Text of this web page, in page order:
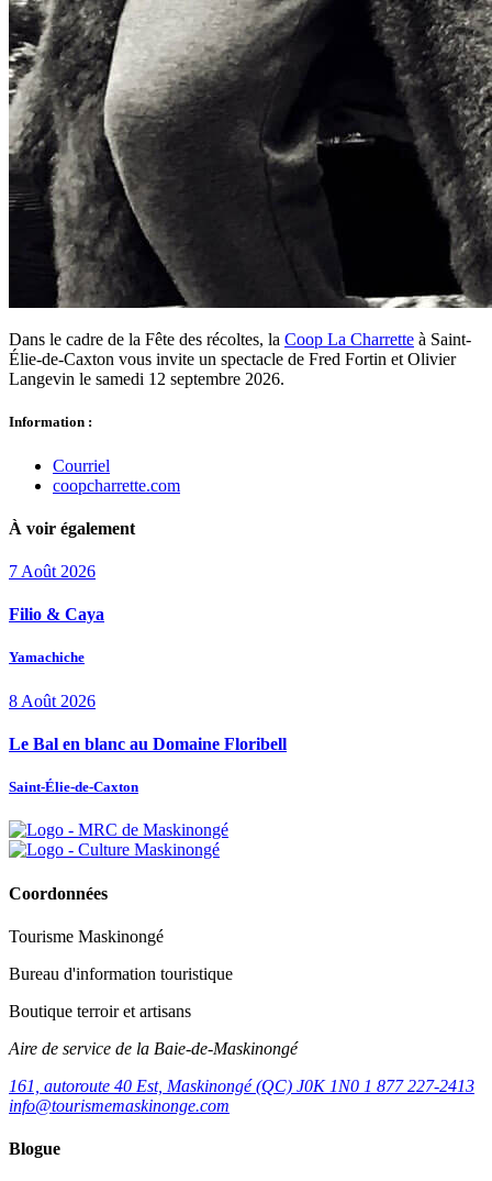
Dans le cadre de la Fête des récoltes, la Coop La Charrette à Saint-
Élie-de-Caxton vous invite un spectacle de Fred Fortin et Olivier
Langevin le samedi 12 septembre 2026.
Information :
Courriel
coopcharrette.com
À voir également
7 Août 2026
Filio & Caya
Yamachiche
8 Août 2026
Le Bal en blanc au Domaine Floribell
Saint-Élie-de-Caxton
Coordonnées
Tourisme Maskinongé
Bureau d'information touristique
Boutique terroir et artisans
Aire de service de la Baie-de-Maskinongé
161, autoroute 40 Est, Maskinongé (QC) J0K 1N0 1 877 227-2413
info@tourismemaskinonge.com
Blogue